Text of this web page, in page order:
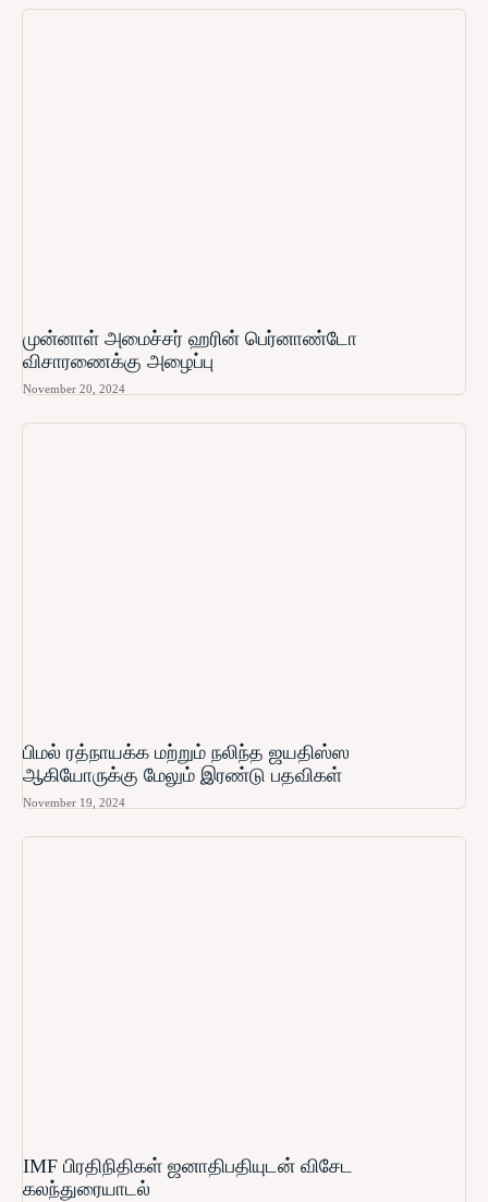
முன்னாள் அமைச்சர் ஹரின் பெர்னாண்டோ​
விசாரணைக்கு அழைப்பு
November 20, 2024
பிமல் ரத்நாயக்க மற்றும் நலிந்த ஜயதிஸ்ஸ
ஆகியோருக்கு மேலும் இரண்டு பதவிகள்
November 19, 2024
IMF பிரதிநிதிகள் ஜனாதிபதியுடன் விசேட
கலந்துரையாடல்